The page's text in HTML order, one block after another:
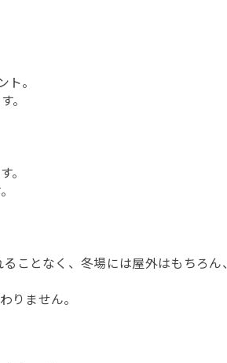
。
。
。
ことなく、冬場には屋外はもちろん
りません。